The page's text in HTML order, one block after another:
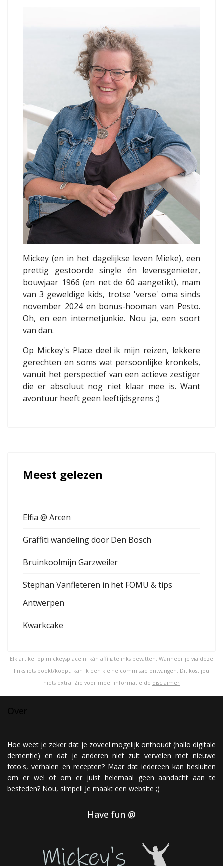
Mickey (en in het dagelijkse leven Mieke), een
prettig gestoorde single én levensgenieter,
bouwjaar 1966 (en net de 60 aangetikt), mam
van 3 geweldige kids, trotse 'verse' oma sinds
november 2024 en bonus-hooman van Pesto.
Oh, en een internetjunkie. Nou ja, een soort
van dan.
Op Mickey's Place deel ik mijn reizen, lekkere
gerechten en soms wat persoonlijke kronkels,
vanuit het perspectief van een actieve zestiger
die er absoluut nog niet klaar mee is. Want
avontuur heeft geen leeftijdsgrens ;)
Meest gelezen
Elfia @ Arcen
Graffiti wandeling door Den Bosch
Bruinkoolmijn Garzweiler
Stephan Vanfleteren in het FOMU & tips
Antwerpen
Kwarkcake
Elk artikel op mickeysplace.nl kán affiliatelinks bevatten. Wanneer je via deze
links iets boekt/koopt, kan ik een kleine commissie ontvangen. Dit kost jou
niets extra. Zie voor meer informatie de disclaimer
Hoe weet je zeker dat je zoveel mogelijk onthoudt (hallo digitale
dementie) en dat je anderen niet zult vervelen met nieuwe
foto's, verhalen en recepten? Maar dat iedereen kan besluiten
om er wel of om er juist helemaal geen aandacht aan te
besteden? Nou, simpel! Je maakt een website ;)
Have fun @